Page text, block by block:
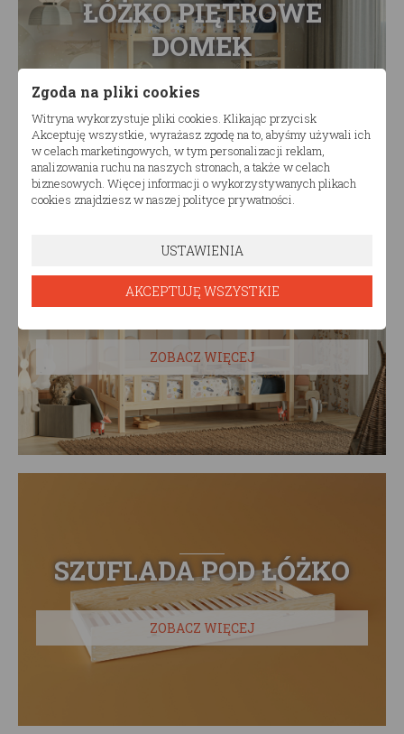
ŁÓŻKO PIĘTROWE
DOMEK
ZOBACZ WIĘCEJ
ŁÓŻKO PIĘTROWE
ZOBACZ WIĘCEJ
SZUFLADA POD ŁÓŻKO
ZOBACZ WIĘCEJ
Zgoda na pliki cookies
Witryna wykorzystuje pliki cookies. Klikając przycisk
Akceptuję wszystkie, wyrażasz zgodę na to, abyśmy używali ich
w celach marketingowych, w tym personalizacji reklam,
analizowania ruchu na naszych stronach, a także w celach
biznesowych. Więcej informacji o wykorzystywanych plikach
cookies znajdziesz w naszej polityce prywatności.
USTAWIENIA
AKCEPTUJĘ WSZYSTKIE